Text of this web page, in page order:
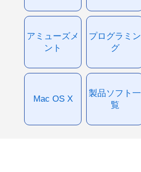
アミューズメ
ント
プログラミン
グ
Mac OS X
製品ソフト一
覧